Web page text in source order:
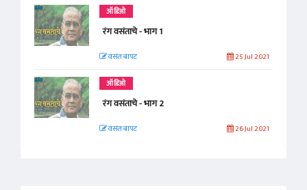
ऑडिओ
रंग वसंताचे - भाग 1
वसंत बापट 25 Jul 2021
ऑडिओ
रंग वसंताचे - भाग 2
वसंत बापट 26 Jul 2021